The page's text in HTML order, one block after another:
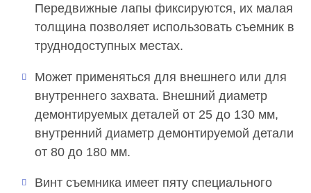
Передвижные лапы фиксируются, их малая
толщина позволяет использовать съемник в
труднодоступных местах.
Может применяться для внешнего или для
внутреннего захвата. Внешний диаметр
демонтируемых деталей от 25 до 130 мм,
внутренний диаметр демонтируемой детали
от 80 до 180 мм.
Винт съемника имеет пяту специального